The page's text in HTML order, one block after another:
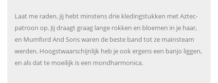
Laat me raden, jij hebt minstens drie kledingstukken met Aztec-
patroon op. Jij draagt graag lange rokken en bloemen in je haar,
en Mumford And Sons waren de beste band tot ze mainsteam
werden. Hoogstwaarschijnlijk heb je ook ergens een banjo liggen,
en als dat te moeilijk is een mondharmonica.